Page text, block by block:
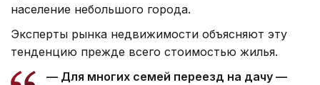
население небольшого города.
Эксперты рынка недвижимости объясняют эту
тенденцию прежде всего стоимостью жилья.
— Для многих семей переезд на дачу —